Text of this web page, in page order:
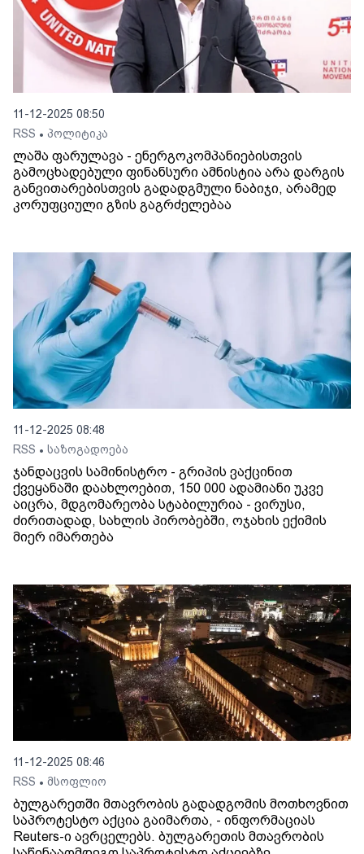
11-12-2025 08:50
RSS • პოლიტიკა
ლაშა ფარულავა - ენერგოკომპანიებისთვის
გამოცხადებული ფინანსური ამნისტია არა დარგის
განვითარებისთვის გადადგმული ნაბიჯი, არამედ
კორუფციული გზის გაგრძელებაა
11-12-2025 08:48
RSS • საზოგადოება
ჯანდაცვის სამინისტრო - გრიპის ვაქცინით
ქვეყანაში დაახლოებით, 150 000 ადამიანი უკვე
აიცრა, მდგომარეობა სტაბილურია - ვირუსი,
ძირითადად, სახლის პირობებში, ოჯახის ექიმის
მიერ იმართება
11-12-2025 08:46
RSS • მსოფლიო
ბულგარეთში მთავრობის გადადგომის მოთხოვნით
საპროტესტო აქცია გაიმართა, - ინფორმაციას
Reuters-ი ავრცელებს. ბულგარეთის მთავრობის